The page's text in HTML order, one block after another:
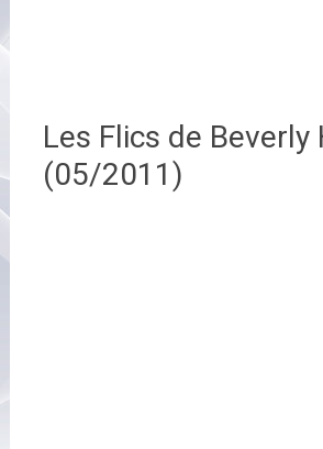
Les Flics de Beverly
(05/2011)